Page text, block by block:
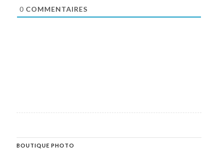
0 COMMENTAIRES
BOUTIQUE PHOTO